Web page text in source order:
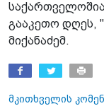
გააკეთო დღეს,
მიქანაძემ.
მკითხველის